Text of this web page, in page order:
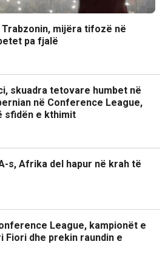
mijëra tifozë në
pa fjalë
skuadra tetovare humbet në
në Conference League,
sfidën e kthimit
s, Afrika del hapur në krah të
League, kampionët e
Fiori dhe prekin raundin e